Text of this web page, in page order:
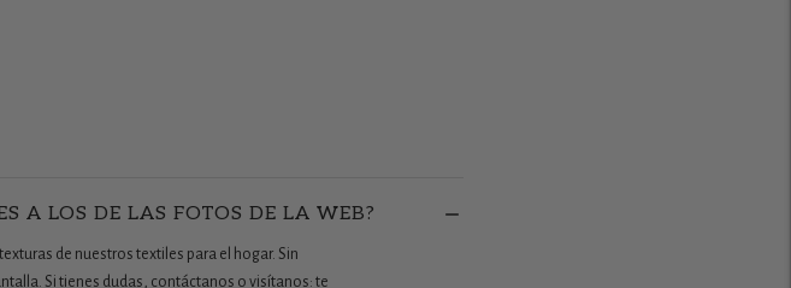
A LOS DE LAS FOTOS DE LA WEB?
de nuestros textiles para el hogar. Sin
Si tienes dudas, contáctanos o visítanos: te